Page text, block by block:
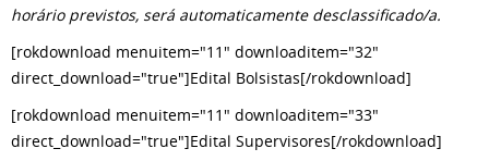
horário previstos, será automaticamente desclassificado/a.
[rokdownload menuitem="11" downloaditem="32"
direct_download="true"]Edital Bolsistas[/rokdownload]
[rokdownload menuitem="11" downloaditem="33"
direct_download="true"]Edital Supervisores[/rokdownload]